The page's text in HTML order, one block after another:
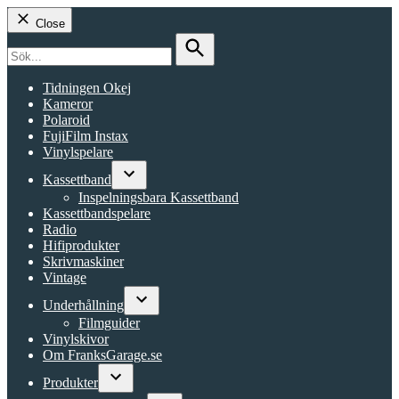
Close
for:
Search
Tidningen Okej
Kameror
Polaroid
FujiFilm Instax
Vinylspelare
Kassettband
Open
dropdown
menu
Inspelningsbara Kassettband
Kassettbandspelare
Radio
Hifiprodukter
Skrivmaskiner
Vintage
Underhållning
Open
Filmguider
Vinylskivor
Om FranksGarage.se
Produkter
Open